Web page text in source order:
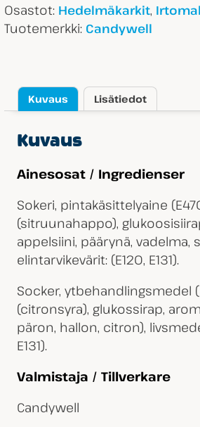
Osastot: Hedelmäkarkit,
Tuotemerkki: Candywell
Kuvaus Lisätiedot
Kuvaus
Ainesosat / Ingredienser
Sokeri, pintakäsittelyaine
(sitruunahappo),
appelsiini, päärynä, vadelma,
elintarvikevärit: (E120, E131).
Socker, ytbehandlingsmedel
(citronsyra), glukossirap,
päron, hallon, citron),
E131).
Valmistaja / Tillverkare
Candywell